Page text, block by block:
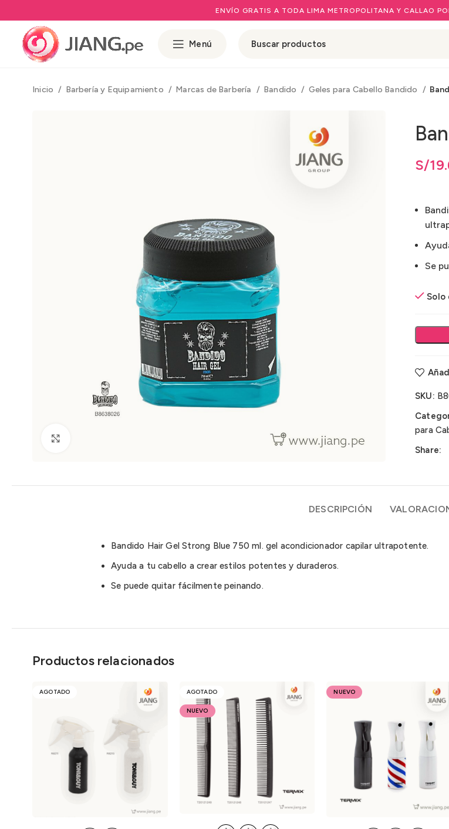
ENVÍO GRATIS A TODA LIMA METROPOLITANA Y CALLAO
Menú
Inicio Barbería y Equipamiento Marcas de Barbería Bandido Geles para Cabello Bandido
S/
Se
Solo
SKU:
para
Share:
DESCRIPCIÓN
Bandido Hair Gel Strong Blue 750 ml. gel acondicionador capilar ultrapotente.
Ayuda a tu cabello a crear estilos potentes y duraderos.
Se puede quitar fácilmente peinando.
Productos relacionados
AGOTADO AGOTADO
NUEVO
NUEVO